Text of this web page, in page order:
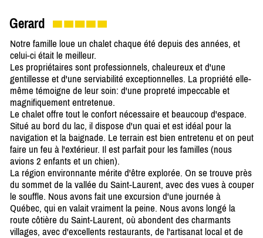
Gerard
Notre famille loue un chalet chaque été depuis des années, et
celui-ci était le meilleur.
Les propriétaires sont professionnels, chaleureux et d'une
gentillesse et d'une serviabilité exceptionnelles. La propriété elle-
même témoigne de leur soin: d'une propreté impeccable et
magnifiquement entretenue.
Le chalet offre tout le confort nécessaire et beaucoup d'espace.
Situé au bord du lac, il dispose d'un quai et est idéal pour la
navigation et la baignade. Le terrain est bien entretenu et on peut
faire un feu à l'extérieur. Il est parfait pour les familles (nous
avions 2 enfants et un chien).
La région environnante mérite d'être explorée. On se trouve près
du sommet de la vallée du Saint-Laurent, avec des vues à couper
le souffle. Nous avons fait une excursion d'une journée à
Québec, qui en valait vraiment la peine. Nous avons longé la
route côtière du Saint-Laurent, où abondent des charmants
villages, avec d'excellents restaurants, de l'artisanat local et de